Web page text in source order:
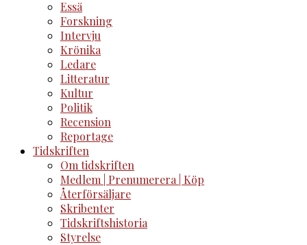
Essä
Forskning
Intervju
Krönika
Ledare
Litteratur
Kultur
Politik
Recension
Reportage
Tidskriften
Om tidskriften
Medlem | Prenumerera | Köp
Återförsäljare
Skribenter
Tidskriftshistoria
Styrelse